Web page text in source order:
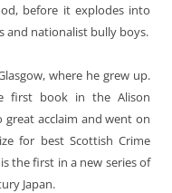
before it explodes into
and nationalist bully boys.
where he grew up.
first book in the Alison
great acclaim and went on
for best Scottish Crime
is the first in a new series of
Japan.